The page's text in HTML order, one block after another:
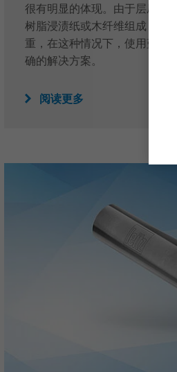
很有明显的体现。由于层压复
树脂浸渍纸或木纤维组成，因
重，在这种情况下，使用蓝帜
确的解决方案。
阅读更多